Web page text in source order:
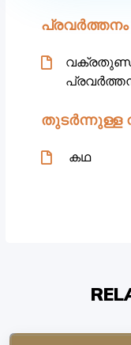
പ്രവർത്തനം
തുടർന്നുള്ള
കഥ